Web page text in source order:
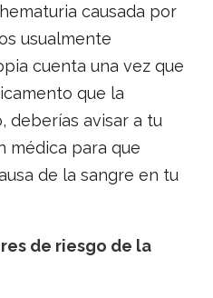
causada por
usualmente
cuenta una vez que
que la
deberías avisar a tu
médica para que
de la sangre en tu
de riesgo de la